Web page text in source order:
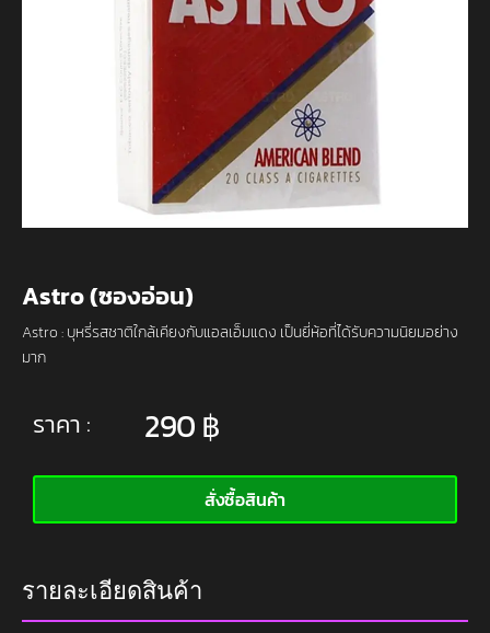
Astro (ซองอ่อน)
Astro : บุหรี่รสชาติใกล้เคียงกับแอลเอ็มแดง เป็นยี่ห้อที่ได้รับความนิยมอย่าง
มาก
ราคา : 290฿
สั่งซื้อสินค้า
รายละเอียดสินค้า